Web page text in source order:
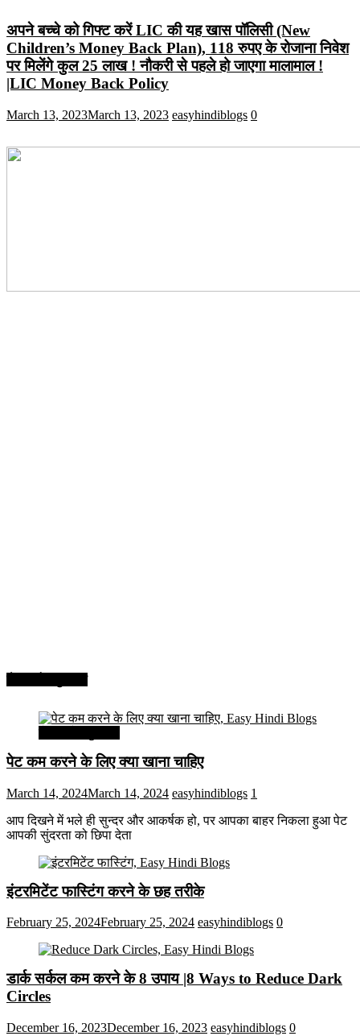
अपने बच्चे को गिफ्ट करें LIC की यह खास पॉलिसी (New
Children’s Money Back Plan), 118 रुपए के रोजाना निवेश
पर मिलेंगे कुल 25 लाख ! नौकरी से पहले हो जाएगा मालामाल !
|LIC Money Back Policy
March 13, 2023March 13, 2023 easyhindiblogs 0
पेट कम करने के लिए क्या खाना चाहिए
March 14, 2024March 14, 2024 easyhindiblogs 1
आप दिखने में भले ही सुन्दर और आकर्षक हो, पर आपका बाहर निकला हुआ पेट
आपकी सुंदरता को छिपा देता
इंटरमिटेंट फास्टिंग करने के छह तरीके
February 25, 2024February 25, 2024 easyhindiblogs 0
डार्क सर्कल कम करने के 8 उपाय |8 Ways to Reduce Dark
Circles
December 16, 2023December 16, 2023 easyhindiblogs 0